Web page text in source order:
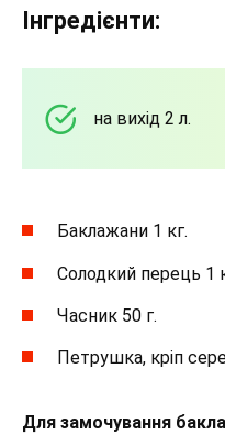
Інгредієнти:
на вихід 2 л.
Баклажани 1 кг.
Солодкий перець 1
Часник 50 г.
Петрушка, кріп
Для замочування